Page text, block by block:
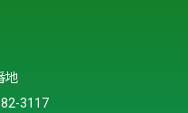
地
3117